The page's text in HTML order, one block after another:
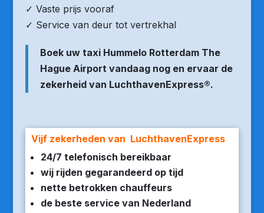
✓ Vaste prijs vooraf
✓ Service van deur tot vertrekhal
Boek uw taxi Hummelo Rotterdam The
Hague Airport vandaag nog en ervaar de
zekerheid van LuchthavenExpress®.
Vijf zekerheden van LuchthavenExpress
24/7 telefonisch bereikbaar
wij rijden gegarandeerd op tijd
nette betrokken chauffeurs
de beste service van Nederland